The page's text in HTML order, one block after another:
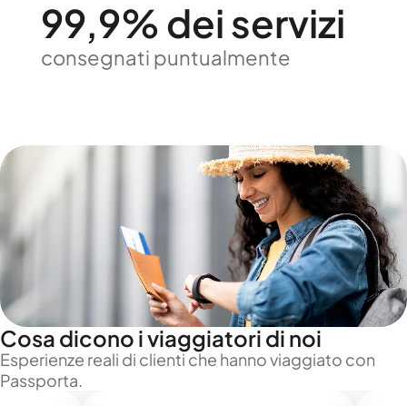
99,9% dei servizi
consegnati puntualmente
Cosa dicono i viaggiatori di noi
Esperienze reali di clienti che hanno viaggiato con
Passporta.